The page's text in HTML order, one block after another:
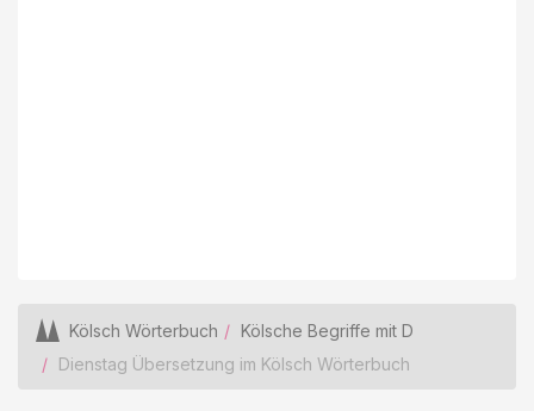
Kölsch Wörterbuch
Kölsche Begriffe mit D
Dienstag Übersetzung im Kölsch Wörterbuch